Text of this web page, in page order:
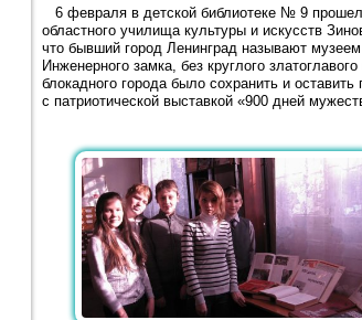
6 февраля в детской библиотеке № 9 прошел
областного училища культуры и искусств
что бывший город Ленинград называют
Инженерного замка, без круглого
блокадного города было сохранить и
с патриотической выставкой «900 дней